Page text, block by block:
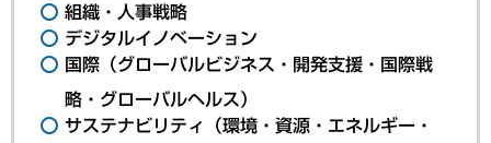
組織・人事戦略
デジタルイノベーション
国際（グローバルビジネス・開発支援・国際戦
略・グローバルヘルス）
サステナビリティ（環境・資源・エネルギー・